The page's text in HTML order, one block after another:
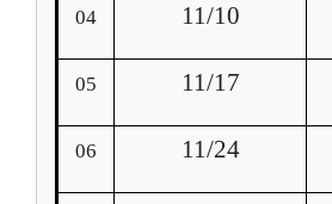
04 11/10
05 11/17
06 11/24